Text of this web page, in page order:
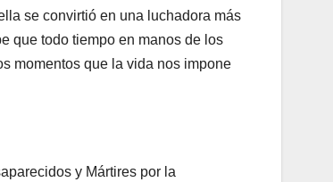
se convirtió en una luchadora más
que todo tiempo en manos de los
momentos que la vida nos impone
y Mártires por la